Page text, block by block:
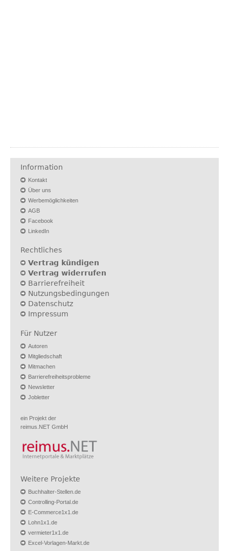
Information
Kontakt
Über uns
Werbemöglichkeiten
AGB
Facebook
LinkedIn
Rechtliches
Vertrag kündigen
Vertrag widerrufen
Barrierefreiheit
Nutzungsbedingungen
Datenschutz
Impressum
Für Nutzer
Autoren
Mitgliedschaft
Mitmachen
Barrierefreiheitsprobleme
Newsletter
Jobletter
ein Projekt der
reimus.NET GmbH
Weitere Projekte
Buchhalter-Stellen.de
Controlling-Portal.de
E-Commerce1x1.de
Lohn1x1.de
vermieter1x1.de
Excel-Vorlagen-Markt.de